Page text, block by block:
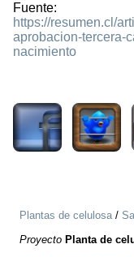
Fuente:
https://resumen.cl/
aprobacion-tercera-
nacimiento
Plantas de celulosa/
Proyecto Planta de